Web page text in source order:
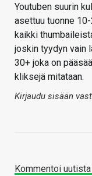
Youtuben suurin
asettuu tuonne
kaikki
joskin tyydyn vain
30+ joka on
kliksejä mitataan.
Kirjaudu sisään
Kommentoi